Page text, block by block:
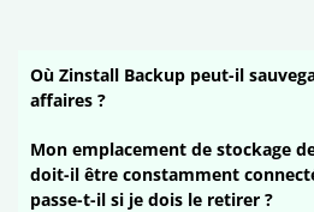
Où Zinstall Backup peut-il
affaires ?
Mon emplacement de stockage
doit-il être constamment
passe-t-il si je dois le retirer ?